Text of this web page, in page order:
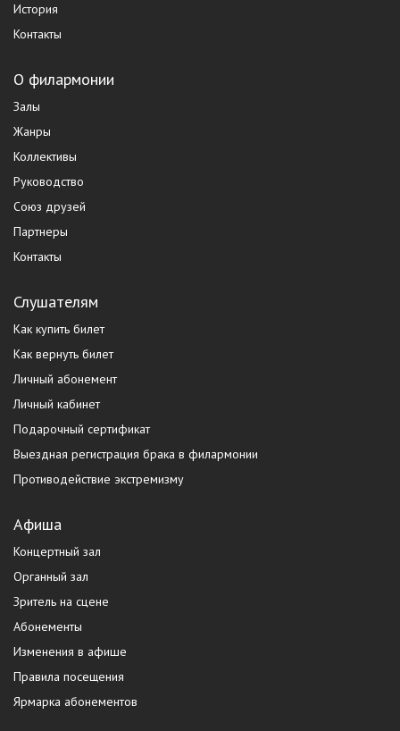
История
Контакты
О филармонии
Залы
Жанры
Коллективы
Руководство
Союз друзей
Партнеры
Контакты
Слушателям
Как купить билет
Как вернуть билет
Личный абонемент
Личный кабинет
Подарочный сертификат
Выездная регистрация брака в филармонии
Противодействие экстремизму
Афиша
Концертный зал
Органный зал
Зритель на сцене
Абонементы
Изменения в афише
Правила посещения
Ярмарка абонементов